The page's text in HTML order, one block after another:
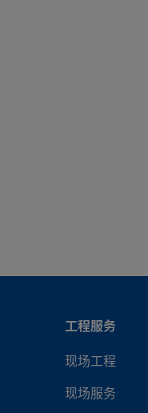
工程服务
现场工程
现场服务